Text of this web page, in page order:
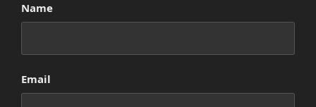
Name
Email